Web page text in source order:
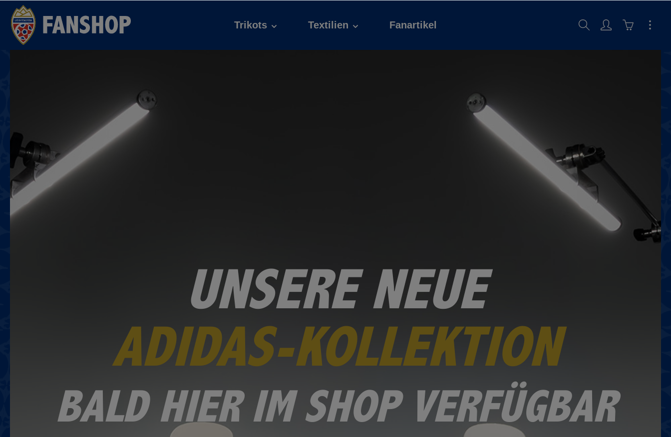
Trikots Textilien Fanartikel
UNSERE NEUE
ADIDAS-KOLLEKTION
BALD HIER IM SHOP VERFÜGBAR